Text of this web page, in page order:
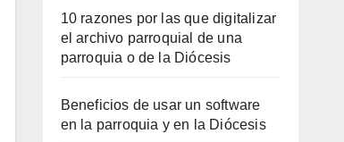
10 razones por las que digitalizar
el archivo parroquial de una
parroquia o de la Diócesis
Beneficios de usar un software
en la parroquia y en la Diócesis